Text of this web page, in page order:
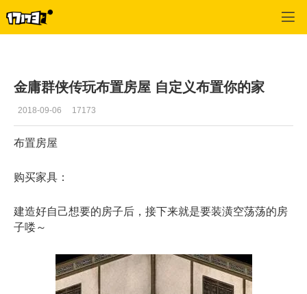
金庸群侠传玩布置房屋 自定义布置你的家
2018-09-06 17173
布置房屋
购买家具：
建造好自己想要的房子后，接下来就是要装潢空荡荡的房
子喽～